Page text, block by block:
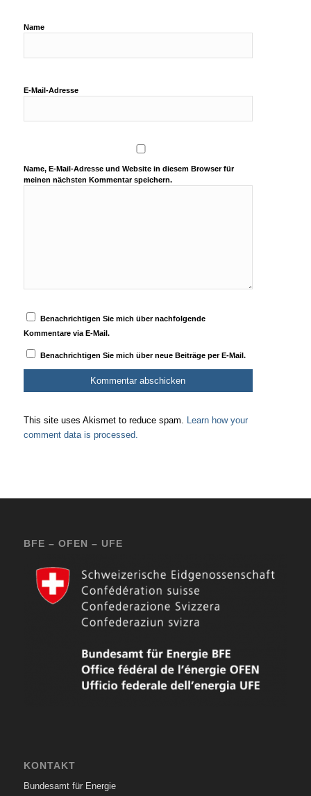
Name
E-Mail-Adresse
Name, E-Mail-Adresse und Website in diesem Browser für
meinen nächsten Kommentar speichern.
Benachrichtigen Sie mich über nachfolgende
Kommentare via E-Mail.
Benachrichtigen Sie mich über neue Beiträge per E-Mail.
This site uses Akismet to reduce spam. Learn how your
comment data is processed.
BFE – OFEN – UFE
KONTAKT
Bundesamt für Energie